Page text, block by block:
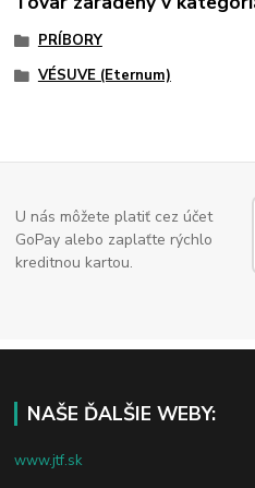
PRÍBORY
VÉSUVE (Eternum)
U nás môžete platiť cez účet
GoPay alebo zaplaťte rýchlo
kreditnou kartou.
NAŠE ĎALŠIE WEBY:
www.jtf.sk